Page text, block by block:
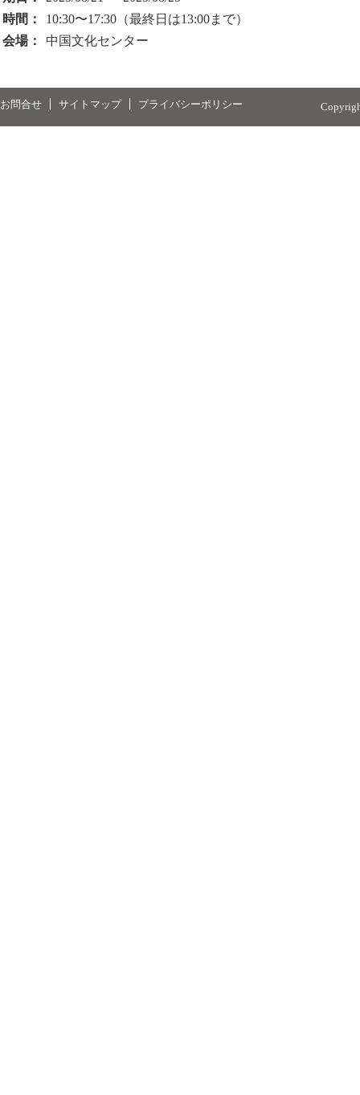
時間：
10:30〜17:30（最終日は13:00まで）
会場：
中国文化センター
お問合せ サイトマップ プライバシーポリシー